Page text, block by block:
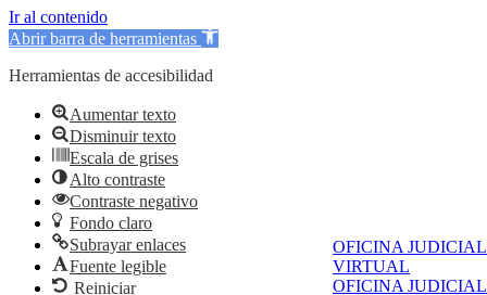
OFICINA JUDICIAL
VIRTUAL
OFICINA JUDICIAL
Ir al contenido
Abrir barra de herramientas
Herramientas de accesibilidad
Aumentar texto
Disminuir texto
Escala de grises
Alto contraste
Contraste negativo
Fondo claro
Subrayar enlaces
Fuente legible
Reiniciar